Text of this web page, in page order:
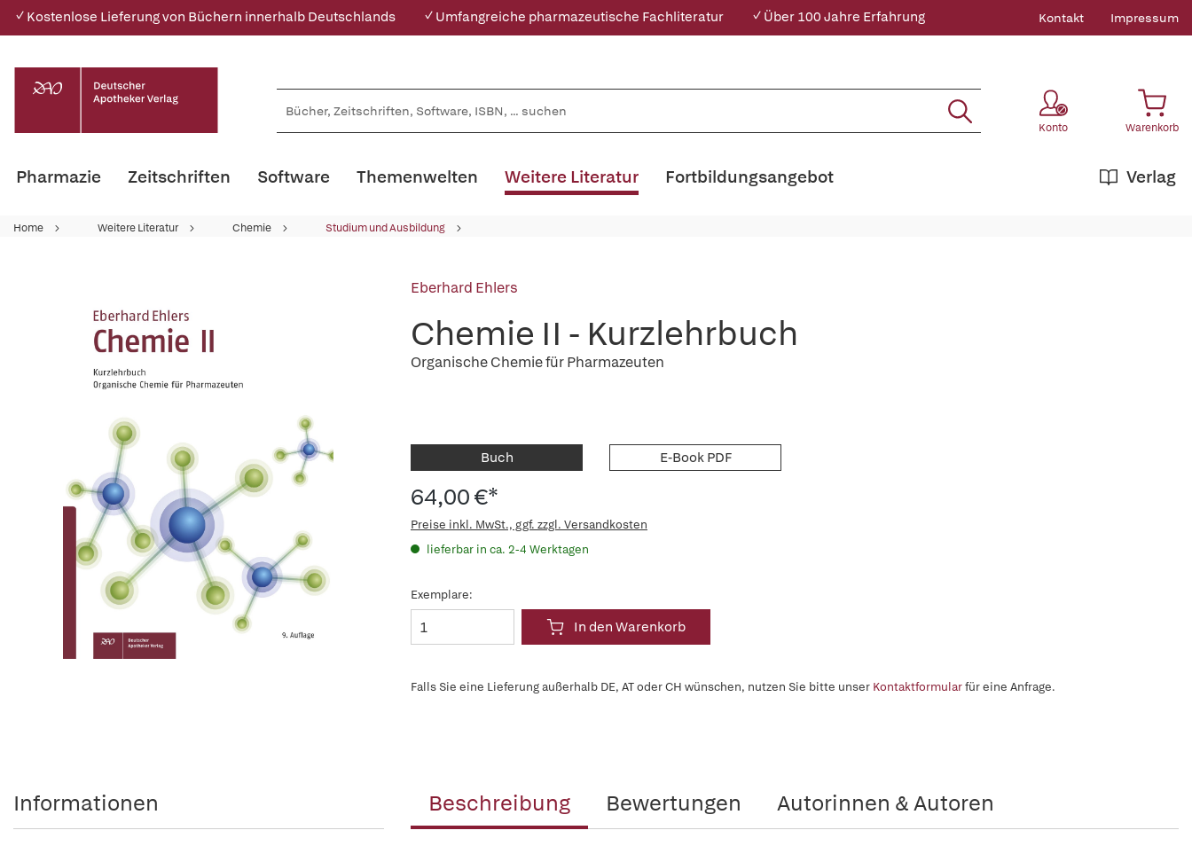
✓ Kostenlose Lieferung von Büchern innerhalb Deutschlands ✓ Umfangreiche pharmazeutische Fachliteratur ✓ Über 100 Jahre Erfahrung Kontakt Impressum
Konto Warenkorb
Pharmazie Zeitschriften Software Themenwelten Weitere Literatur Verlag
Fortbildungsangebot
Home Weitere Literatur Chemie Studium und Ausbildung
Eberhard Ehlers
Chemie II - Kurzlehrbuch
Organische Chemie für Pharmazeuten
Buch E-Book PDF
64,00 €*
Preise inkl. MwSt., ggf. zzgl. Versandkosten
lieferbar in ca. 2-4 Werktagen
Exemplare:
In den Warenkorb
Falls Sie eine Lieferung außerhalb DE, AT oder CH wünschen, nutzen Sie bitte unser Kontaktformularfür eine Anfrage.
Beschreibung Bewertungen Autorinnen & Autoren
Informationen